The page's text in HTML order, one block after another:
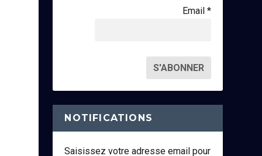
Email *
NOTIFICATIONS
Saisissez votre adresse email pour